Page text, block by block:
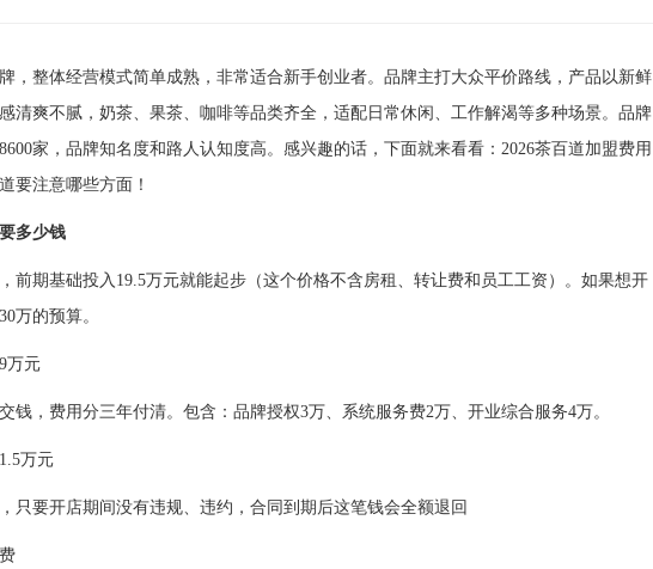
整体经营模式简单成熟，非常适合新手创业者。品牌主打大众平价路线，产品以新鲜
清爽不腻，奶茶、果茶、咖啡等品类齐全，适配日常休闲、工作解渴等多种场景。品牌
家，品牌知名度和路人认知度高。感兴趣的话，下面就来看看：2026茶百道加盟费用
要注意哪些方面！
多少钱
期基础投入19.5万元就能起步（这个价格不含房租、转让费和员工工资）。如果想开
万的预算。
万元
，费用分三年付清。包含：品牌授权3万、系统服务费2万、开业综合服务4万。
万元
要开店期间没有违规、违约，合同到期后这笔钱会全额退回